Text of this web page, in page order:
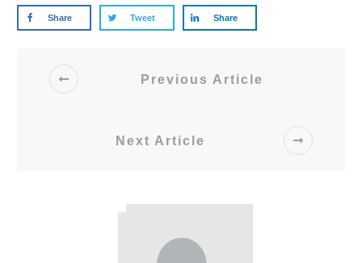
Share Tweet Share
Previous Article
Next Article